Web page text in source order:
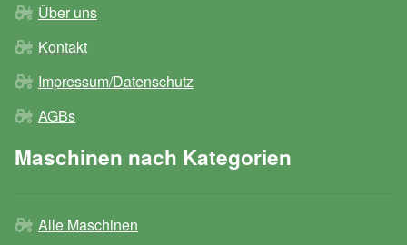
Über uns
Kontakt
Impressum/Datenschutz
AGBs
Maschinen nach Kategorien
Alle Maschinen